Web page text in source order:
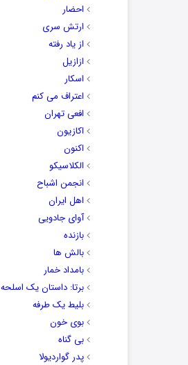
احضار
ارتش سری
از یاد رفته
ازازیل
اسکار
اعتراف می کنم
افعی تهران
اکازیون
اکنون
الکلاسیکو
انجمن اشباح
اهل ایران
آوای جادویی
بازنده
بالش ها
بامداد خمار
برتا: داستان یک اسلحه
بلیط یک‌‌ طرفه
بوی خون
بی گناه
پدر گواردیولا